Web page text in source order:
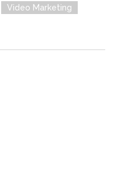
Video Marketing